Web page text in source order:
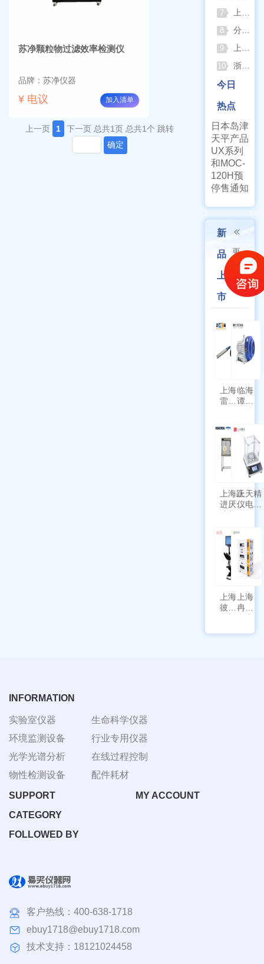
苏净颗粒物过滤效率检测仪
品牌：苏净仪器
¥ 电议 加入清单
上一页 1 下一页 总共1页 总共1个 跳转
确定
7 上海佑科GC-7860系列网络化气相色谱仪
8 分清生物安全柜与洁净工作台 苏州安泰科普两类设备差异
9 上海申安灭菌器外排、内排与干燥功能全解析
10 浙江孚夏：打造合规可靠的实验室洁净装备
今日
热点
日本岛津
天平产品
UX系列
和MOC-
120H预
停售通知
新
品
上
市
更
多
上海
雷磁
符合
新国
标带
功能
临海
谭氏
干式
泵
SPL-
10
上海跃
进厌氧
培养箱
III-T
上天精
仪电子
带审计
追踪功
能
上海
彼爱
姆视
上海
冉绘
大容
INFORMATION
实验室仪器
环境监测设备
光学光谱分析
物性检测设备
生命科学仪器
行业专用仪器
在线过程控制
配件耗材
SUPPORT
MY ACCOUNT
CATEGORY
FOLLOWED BY
客户热线： 400-638-1718
ebuy1718@ebuy1718.com
技术支持：18121024458